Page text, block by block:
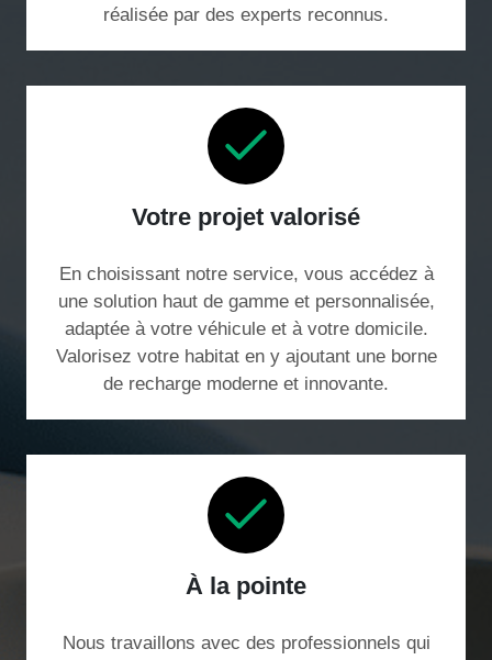
réalisée par des experts reconnus.
Votre projet valorisé
En choisissant notre service, vous accédez à
une solution haut de gamme et personnalisée,
adaptée à votre véhicule et à votre domicile.
Valorisez votre habitat en y ajoutant une borne
de recharge moderne et innovante.
À la pointe
Nous travaillons avec des professionnels qui